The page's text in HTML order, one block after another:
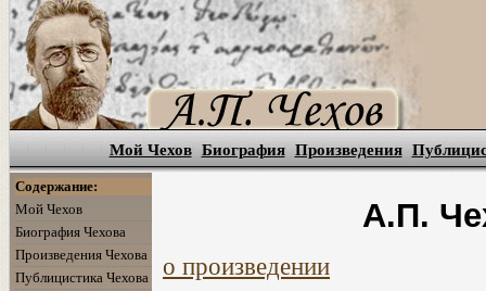
Мой Чехов Биография Произведения
Содержание:
Мой Чехов
Биография Чехова
Произведения Чехова
Публицистика Чехова
А.П.
о произведении